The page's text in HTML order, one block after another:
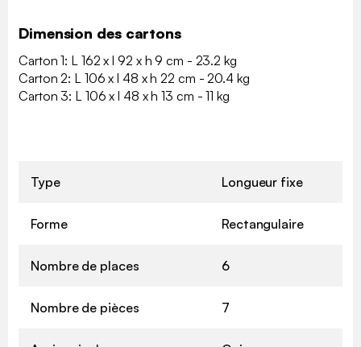
Dimension des cartons
Carton 1: L 162 x l 92 x h 9 cm - 23.2 kg
Carton 2: L 106 x l 48 x h 22 cm - 20.4 kg
Carton 3: L 106 x l 48 x h 13 cm - 11 kg
Type Longueur fixe
Forme Rectangulaire
Nombre de places 6
Nombre de pièces 7